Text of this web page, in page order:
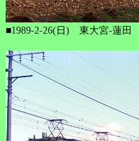
■1989-2-26(日) 東大宮-蓮田